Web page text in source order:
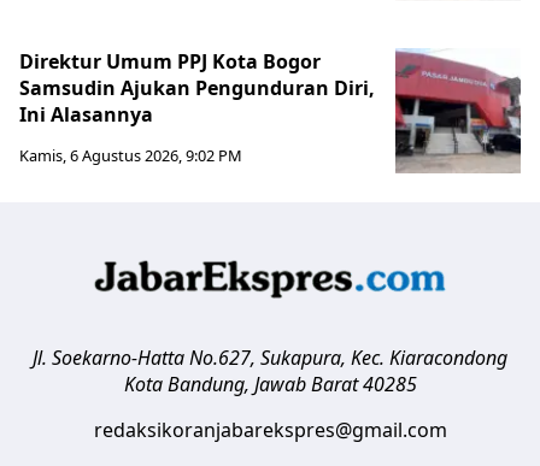
Direktur Umum PPJ Kota Bogor
Samsudin Ajukan Pengunduran Diri,
Ini Alasannya
Kamis, 6 Agustus 2026, 9:02 PM
Jl. Soekarno-Hatta No.627, Sukapura, Kec. Kiaracondong
Kota Bandung, Jawab Barat 40285
redaksikoranjabarekspres@gmail.com